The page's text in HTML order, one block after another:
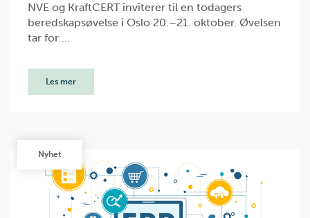
NVE og KraftCERT inviterer til en todagers
beredskapsøvelse i Oslo 20.–21. oktober. Øvelsen
tar for …
Les mer
Nyhet